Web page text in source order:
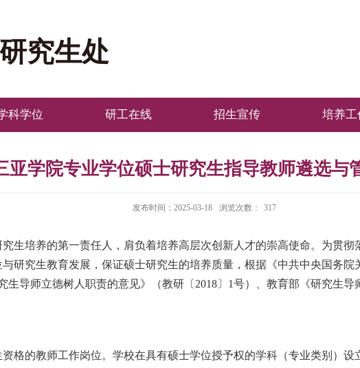
研究生处
科学位 研工在线 招生宣传 培养工
亚学院专业学位硕士研究生指导教师遴选与
发布时间：2025-03-18 浏览次数： 317
生培养的第一责任人，肩负着培养高层次创新人才的崇高使命。为贯
研究生教育发展，保证硕士研究生的培养质量，根据《中共中央国务
生导师立德树人职责的意见》（教研〔2018〕1号）、教育部《研究生
格的教师工作岗位。学校在具有硕士学位授予权的学科（专业类别）